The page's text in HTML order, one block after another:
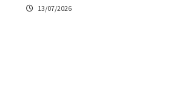
13/07/2026